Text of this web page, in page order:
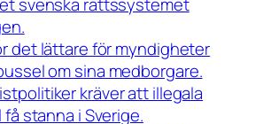
det lättare för myndigheter
om sina medborgare.
kräver att illegala
få stanna i Sverige.